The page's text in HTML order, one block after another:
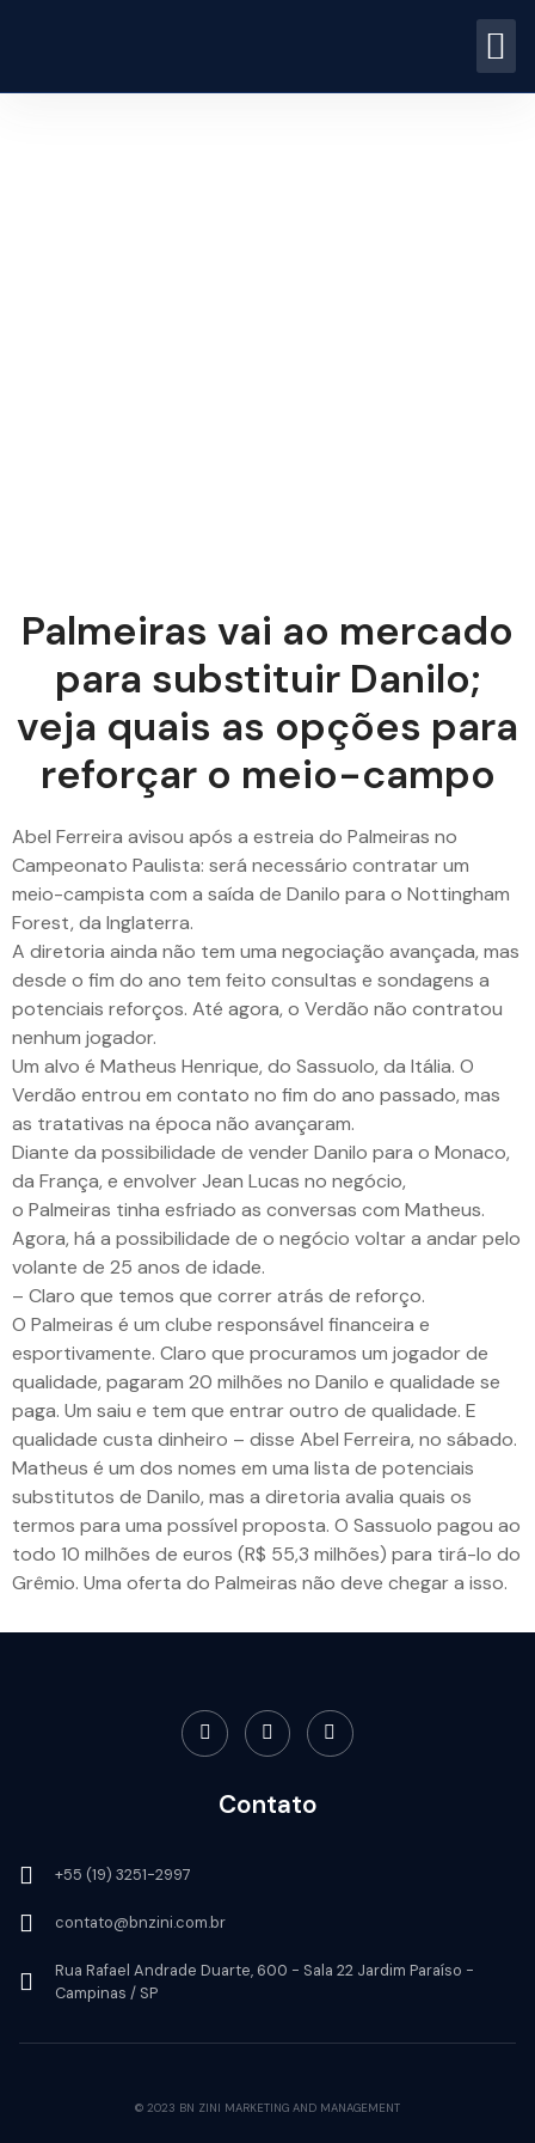
Palmeiras vai ao mercado
para substituir Danilo;
veja quais as opções para
reforçar o meio-campo
Abel Ferreira avisou após a estreia do Palmeiras no
Campeonato Paulista: será necessário contratar um
meio-campista com a saída de Danilo para o Nottingham
Forest, da Inglaterra.
A diretoria ainda não tem uma negociação avançada, mas
desde o fim do ano tem feito consultas e sondagens a
potenciais reforços. Até agora, o Verdão não contratou
nenhum jogador.
Um alvo é Matheus Henrique, do Sassuolo, da Itália. O
Verdão entrou em contato no fim do ano passado, mas
as tratativas na época não avançaram.
Diante da possibilidade de vender Danilo para o Monaco,
da França, e envolver Jean Lucas no negócio,
o Palmeiras tinha esfriado as conversas com Matheus.
Agora, há a possibilidade de o negócio voltar a andar pelo
volante de 25 anos de idade.
– Claro que temos que correr atrás de reforço.
O Palmeiras é um clube responsável financeira e
esportivamente. Claro que procuramos um jogador de
qualidade, pagaram 20 milhões no Danilo e qualidade se
paga. Um saiu e tem que entrar outro de qualidade. E
qualidade custa dinheiro – disse Abel Ferreira, no sábado.
Matheus é um dos nomes em uma lista de potenciais
substitutos de Danilo, mas a diretoria avalia quais os
termos para uma possível proposta. O Sassuolo pagou ao
todo 10 milhões de euros (R$ 55,3 milhões) para tirá-lo do
Grêmio. Uma oferta do Palmeiras não deve chegar a isso.
Contato
+55 (19) 3251-2997
contato@bnzini.com.br
Rua Rafael Andrade Duarte, 600 - Sala 22 Jardim Paraíso -
Campinas / SP
© 2023 BN ZINI MARKETING AND MANAGEMENT